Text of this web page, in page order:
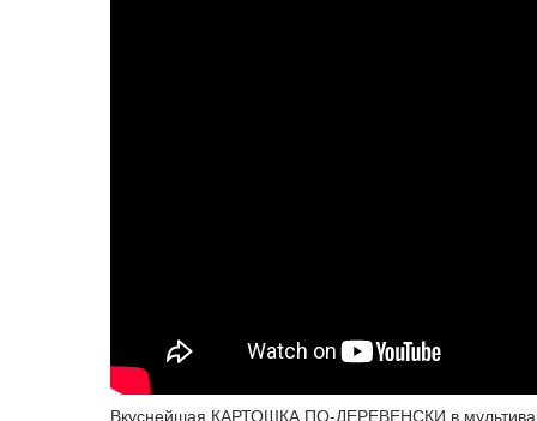
Вкуснейшая КАРТОШКА ПО-ДЕРЕВЕНСКИ в